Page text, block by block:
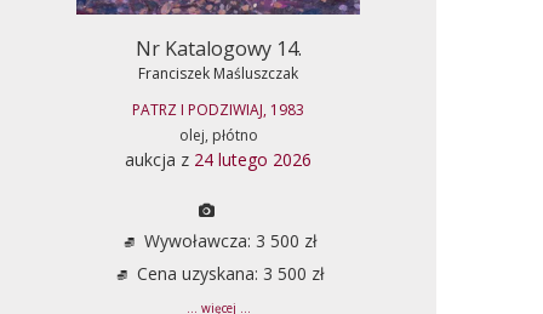
Nr Katalogowy 14.
Franciszek Maśluszczak
PATRZ I PODZIWIAJ, 1983
olej, płótno
aukcja z 24 lutego 2026
Wywoławcza: 3 500 zł
Cena uzyskana: 3 500 zł
... więcej ...